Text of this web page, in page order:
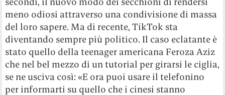
meno odiosi attraverso una condivisione di massa
del loro sapere. Ma di recente, TikTok sta
diventando sempre più politico. Il caso eclatante è
stato quello della teenager americana Feroza Aziz
che nel bel mezzo di un tutorial per girarsi le ciglia,
se ne usciva così: «E ora puoi usare il telefonino
per informarti su quello che i cinesi stanno